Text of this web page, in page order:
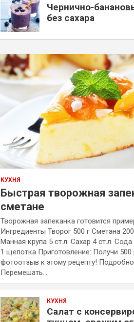
Чернично-
без сахара
КУХНЯ
Быстрая творожная
сметане
Творожная запеканка готовится
Ингредиенты Творог 500 г Сметана
Манная крупа 5 ст.л. Сахар 4 ст.л. Сода
1 щепотка Приготовление: Получи 500
фотоотзыв к этому рецепту!
Перемешать…
КУХНЯ
Салат с